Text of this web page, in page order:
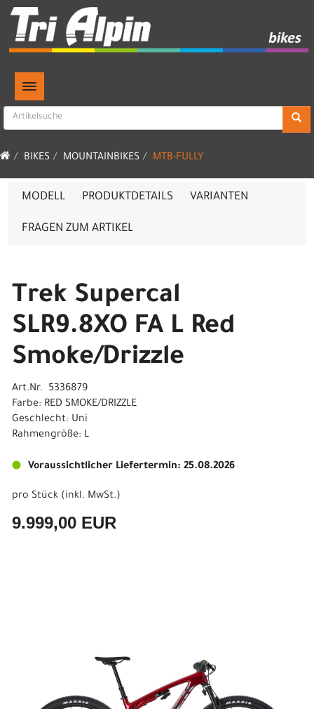
TOGGLE NAVIGATION
BIKES MOUNTAINBIKES MTB-FULLY
MODELL PRODUKTDETAILS VARIANTEN
FRAGEN ZUM ARTIKEL
Trek Supercal
SLR9.8XO FA L Red
Smoke/Drizzle
Art.Nr. 5336879
Farbe: RED SMOKE/DRIZZLE
Geschlecht: Uni
Rahmengröße: L
Voraussichtlicher Liefertermin: 25.08.2026
pro Stück (inkl. MwSt.)
9.999,00 EUR